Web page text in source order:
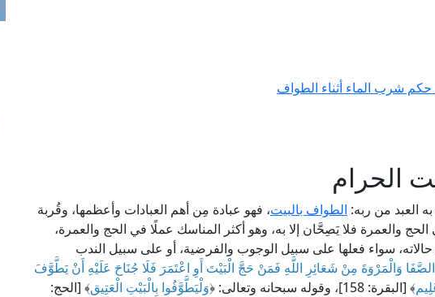
حكم شرب الماء أثناء الطواف
الحرام
العبد من ربه: الطواف بالبيت، فهو عبادة مِن أهم العبادات وأعظمها، وقُربة
والعمرة فلا يَصِحَّان إلا به، وهو أكثر المناسك عملًا في الحج والعمرة،
سواء فعلها على سبيل الوجوب والفرضية، أو على سبيل الندب
وَالْمَرْوَةَ مِنْ شَعَائِرِ اللَّهِ فَمَنْ حَجَّ الْبَيْتَ أَوِ اعْتَمَرَ فَلَا جُنَاحَ عَلَيْهِ أَنْ يَطَّوَّفَ
﴾ [البقرة: 158]، وقوله سبحانه وتعالى: ﴿ وَلْيَطَّوَّفُوا بِالْبَيْتِ الْعَتِيق﴾ [الحج: